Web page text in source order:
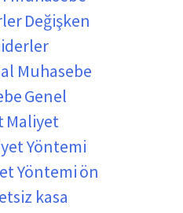
Değişken
Muhasebe
Genel
Maliyet
Yöntemi
Yöntemiön
kasa